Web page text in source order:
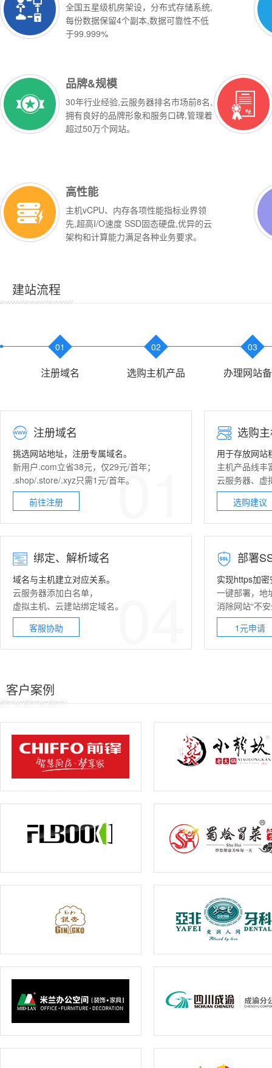
全国五星级机房架设，分布式存储系统,
每份数据保留4个副本,数据可靠性不低
于99.999%
品牌&规模
30年行业经验,云服务器排名市场前8名,
拥有良好的品牌形象和服务口碑,管理着
超过50万个网站。
高性能
主机vCPU、内存各项性能指标业界领
先,超高I/O速度 SSD固态硬盘,优异的云
架构和计算能力满足各种业务要求。
建站流程
01
注册域名
02
选购主机产品
03
办理网站
注册域名
挑选网站地址，注册专属域名。
新用户.com立省38元，仅29元/首年；
.shop/.store/.xyz只需1元/首年。
前往注册
01
选购
用于存放网站
主机产品线丰
云服务器、 虚
选购建议
绑定、解析域名
域名与主机建立对应关系。
云服务器添加白名单，
虚拟主机、 云建站绑定域名。
客服协助
04
部署
实现https加
一键部署，地
消除网站“不
1元申请
客户案例